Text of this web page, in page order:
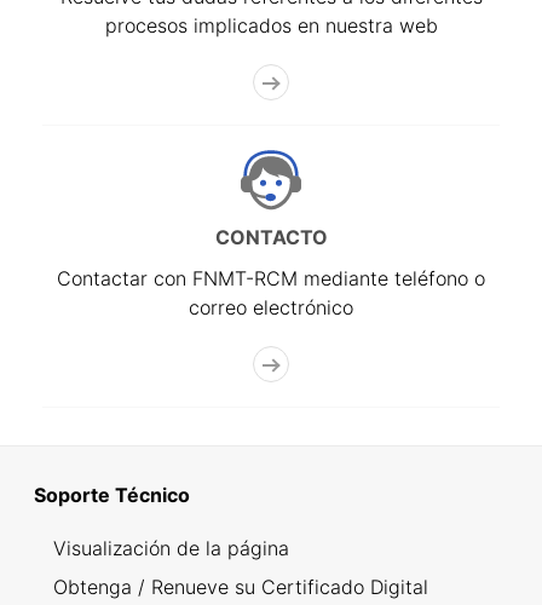
procesos implicados en nuestra web
CONTACTO
Contactar con FNMT-RCM mediante teléfono o
correo electrónico
Soporte Técnico
Visualización de la página
Obtenga / Renueve su Certificado Digital